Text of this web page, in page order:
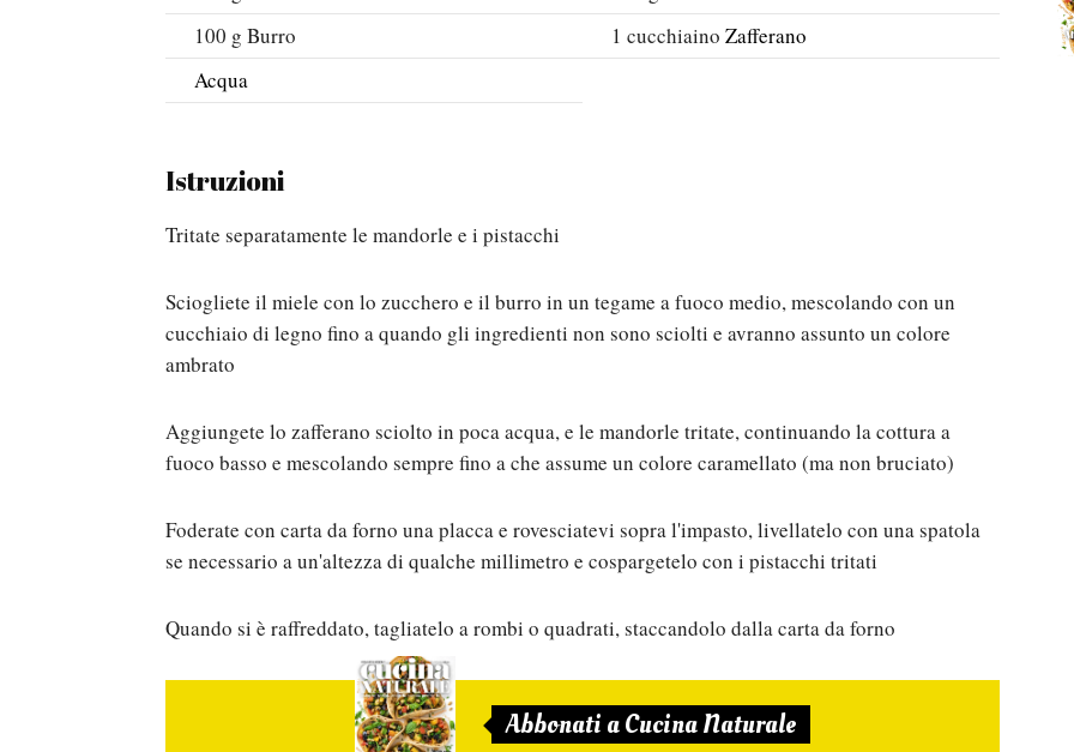
100 g Burro 1 cucchiaino Zafferano
Acqua
Istruzioni
Tritate separatamente le mandorle e i pistacchi
Sciogliete il miele con lo zucchero e il burro in un tegame a fuoco medio, mescolando con un
cucchiaio di legno fino a quando gli ingredienti non sono sciolti e avranno assunto un colore
ambrato
Aggiungete lo zafferano sciolto in poca acqua, e le mandorle tritate, continuando la cottura a
fuoco basso e mescolando sempre fino a che assume un colore caramellato (ma non bruciato)
Foderate con carta da forno una placca e rovesciatevi sopra l'impasto, livellatelo con una spatola
se necessario a un'altezza di qualche millimetro e cospargetelo con i pistacchi tritati
Quando si è raffreddato, tagliatelo a rombi o quadrati, staccandolo dalla carta da forno
Abbonati a Cucina Naturale